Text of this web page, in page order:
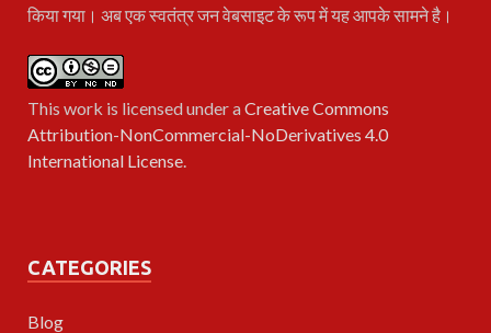
किया गया। अब एक स्वतंत्र जन वेबसाइट के रूप में यह आपके सामने है।
This work is licensed under aCreative Commons
Attribution-NonCommercial-NoDerivatives 4.0
International License.
CATEGORIES
Blog